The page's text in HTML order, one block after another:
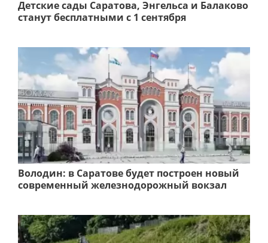
Детские сады Саратова, Энгельса и Балаково
станут бесплатными с 1 сентября
Володин: в Саратове будет построен новый
современный железнодорожный вокзал